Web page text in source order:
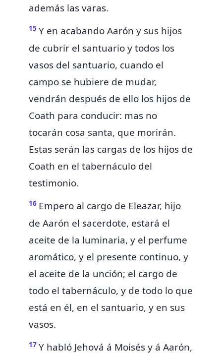
además las varas.
15 Y en acabando Aarón y sus hijos
de cubrir el santuario y todos los
vasos del santuario, cuando el
campo se hubiere de mudar,
vendrán después de ello los hijos de
Coath para conducir: mas no
tocarán cosa santa, que morirán.
Estas serán las cargas de los hijos de
Coath en el tabernáculo del
testimonio.
16 Empero al cargo de Eleazar, hijo
de Aarón el sacerdote, estará el
aceite de la luminaria, y el perfume
aromático, y el presente continuo, y
el aceite de la unción; el cargo de
todo el tabernáculo, y de todo lo que
está en él, en el santuario, y en sus
vasos.
17 Y habló Jehová á Moisés y á Aarón,